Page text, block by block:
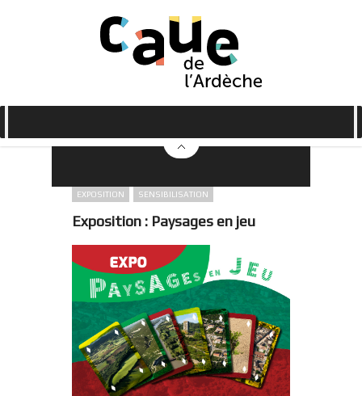
EXPOSITION SENSIBILISATION
Exposition : Paysages en jeu